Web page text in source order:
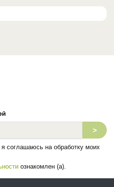
>
соглашаюсь на обработку моих
ознакомлен (а).